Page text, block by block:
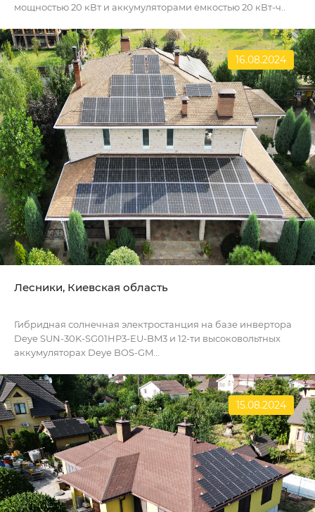
мощностью 20 кВт и аккумуляторами емкостью 20 кВт-ч..
16.08.2024
Лесники, Киевская область
Гибридная солнечная электростанция на базе инвертора
Deye SUN-30K-SG01HP3-EU-BM3 и 12-ти высоковольтных
аккумуляторах Deye BOS-GM...
15.08.2024